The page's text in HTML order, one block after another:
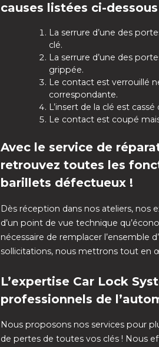
causes listées ci-dessous
La serrure d’une des
clé.
La serrure d’une des
grippée.
Le contact est verrouillé
correspondante.
L’insert de la clé est
Le contact est coupé
Avec le service de
retrouvez toutes les
barillets défectueux !
Dès réception dans nos ateliers,
d’un point de vue technique
nécessaire de remplacer l’ensemble
sollicitations, nous mettrons tout en
L’expertise Car Lock
professionnels de
Nous proposons nos services pour
de pertes de toutes vos clés ! Nous